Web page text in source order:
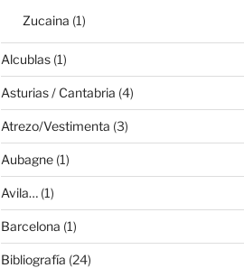
Zucaina (1)
Alcublas(1)
Asturias / Cantabria (4)
Atrezo/Vestimenta (3)
Aubagne(1)
Avila…(1)
Barcelona (1)
Bibliografía (24)